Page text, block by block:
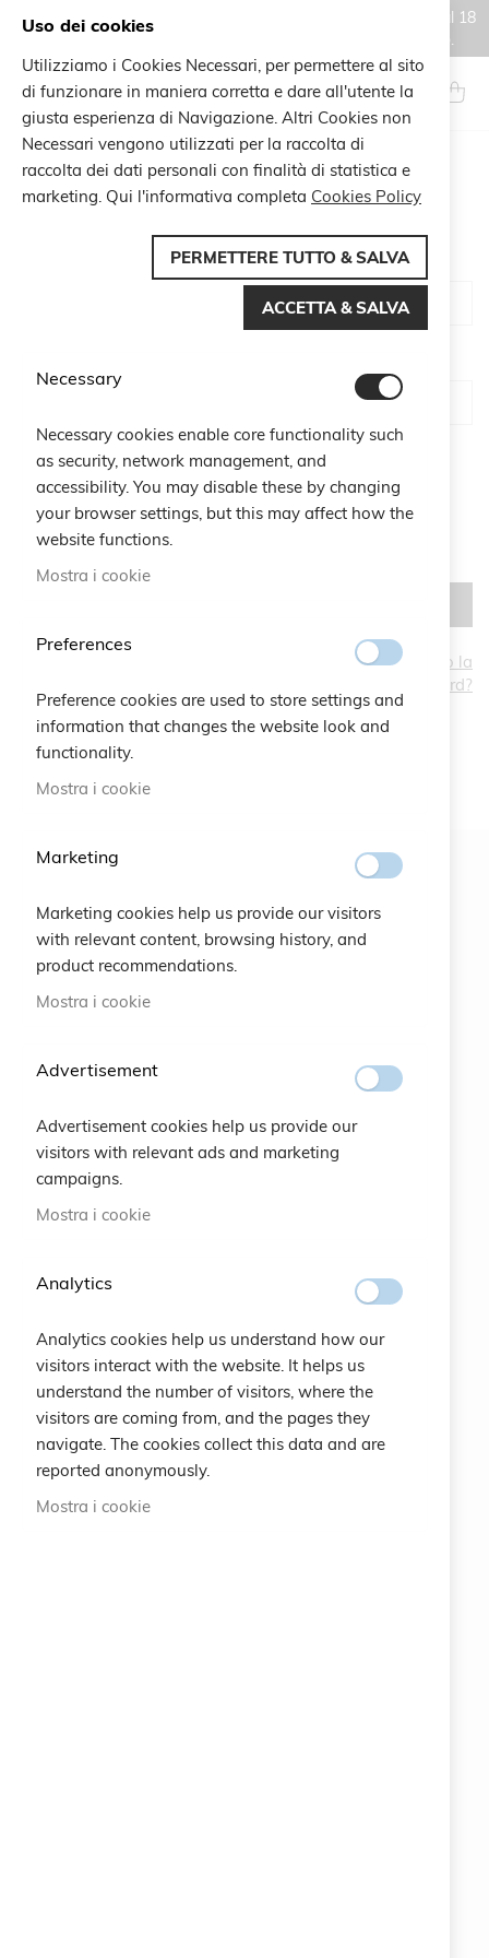
Gli ordini effettuati durante il periodo di chiusura estiva, dal 6 al 18
agosto, saranno processati e spediti a partire dal 19 agosto.
Salta
al
contenuto
Search
CUSTOMER LOGIN
Show Password
Hai dimenticato la
password?
ISCRIVITI
Bracelets
Charity
Vintage
Contattaci
Crea un Account
International
Uso dei cookies
Utilizziamo i Cookies Necessari, per permettere al sito
di funzionare in maniera corretta e dare all'utente la
giusta esperienza di Navigazione. Altri Cookies non
Necessari vengono utilizzati per la raccolta di
raccolta dei dati personali con finalità di statistica e
marketing. Qui l'informativa completa Cookies Policy
PERMETTERE TUTTO & SALVA
ACCETTA & SALVA
Necessary
Necessary cookies enable core functionality such
as security, network management, and
accessibility. You may disable these by changing
your browser settings, but this may affect how the
website functions.
Mostra i cookie
Preferences
Preference cookies are used to store settings and
information that changes the website look and
functionality.
Mostra i cookie
Marketing
Marketing cookies help us provide our visitors
with relevant content, browsing history, and
product recommendations.
Mostra i cookie
Advertisement
Advertisement cookies help us provide our
visitors with relevant ads and marketing
campaigns.
Mostra i cookie
Analytics
Analytics cookies help us understand how our
visitors interact with the website. It helps us
understand the number of visitors, where the
visitors are coming from, and the pages they
navigate. The cookies collect this data and are
reported anonymously.
Mostra i cookie